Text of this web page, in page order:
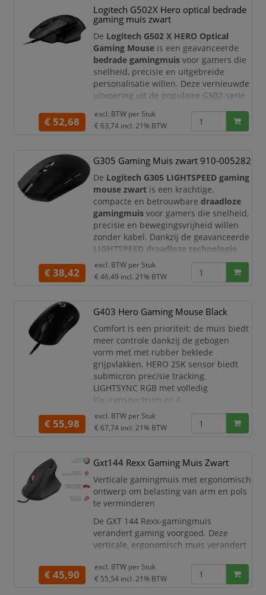
Logitech G203 geschikt voor gaming, e-
sports, studie, thuiswerk, kantoor en
dagelijks computer
Logitech G502X Hero optical bedrade
gaming muis zwart
De Logitech G502 X HERO Optical
Gaming Mouse is een geavanceerde
bedrade gamingmuis voor gamers die
snelheid, precisie en uitgebreide
personalisatie willen. Deze vernieuwde
uitvoering uit de populaire G502-serie
met de nauwkeurige
HERO 25K
optische sensor,LIGHTFORCE hybride
programmeerbare
bedieningselementen. Daardoor is de
Logitech G502 X geschikt voor FPS,
MOBA, MMO, RTS
€ 52,68
excl. BTW per Stuk
€ 63,74 incl. 21% BTW
G305 Gaming Muis zwart 910-005282
De Logitech G305 LIGHTSPEED gaming
mouse zwart is een krachtige,
compacte en betrouwbaredraadloze
gamingmuis voor gamers die snelheid,
precisie en bewegingsvrijheid willen
zonder kabel. Dankzij de geavanceerde
LIGHTSPEED draadloze technologie
profiteert u van een snelle en stabiele
2,4 GHz verbinding met een
report rate
, waardoor deze muis
competitieve games, e-sports,
kantoorwerk en dagelijks
computergebruik
€ 38,42
excl. BTW per Stuk
€ 46,49 incl. 21% BTW
G403 Hero Gaming Mouse Black
Comfort is een prioriteit: de muis biedt
meer controle dankzij de gebogen
vorm met met rubber beklede
grijpvlakken. HERO 25K sensor biedt
submicron precisie tracking.
LIGHTSYNC RGB met volledig
kleurenspectrum en 6
programmeerbare knoppen geven je
volledige controle.
€ 55,98
excl. BTW per Stuk
€ 67,74 incl. 21% BTW
Gxt144 Rexx Gaming Muis Zwart
Verticale gamingmuis met ergonomisch
ontwerp om belasting van arm en pols
te verminderen
De GXT 144 Rexx-gamingmuis
verandert gaming voorgoed. Deze
verticale, ergonomisch muis verandert
overbelasting tijdens lange
gamingsessies te voorkomen, zonder af
€ 45,90
excl. BTW per Stuk
€ 55,54 incl. 21% BTW